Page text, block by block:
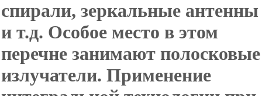
спирали, зеркальные антенны
и т.д. Особое место в этом
перечне занимают полосковые
излучатели. Применение